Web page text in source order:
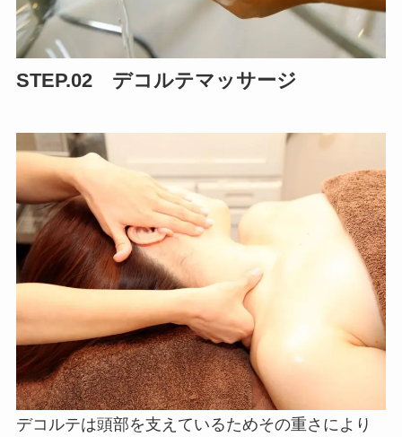
STEP.02 デコルテマッサージ
デコルテは頭部を支えているためその重さにより